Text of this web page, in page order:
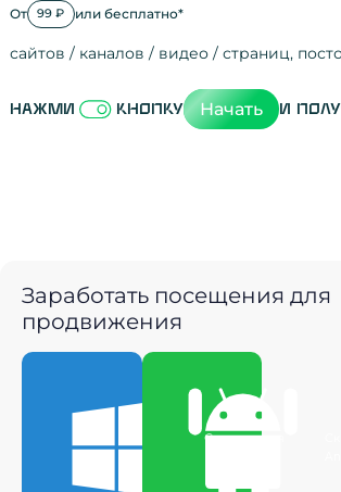
От 99 ₽ или бесплатно*
сайтов / каналов / видео / страниц,
Нажми кнопку Начать и
Заработать посещения для
продвижения
Скачать для